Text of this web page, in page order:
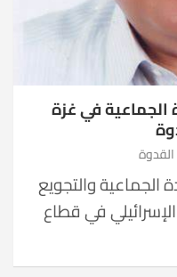
الجماعية في غزة
الجماعية والتجويع
الإسرائيلي في قطاع